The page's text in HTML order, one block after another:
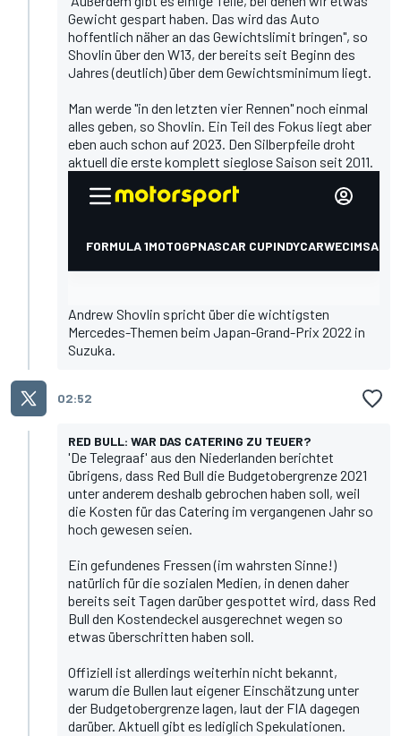
Gewicht gespart haben. Das wird das Auto
hoffentlich näher an das Gewichtslimit bringen", so
Shovlin über den W13, der bereits seit Beginn des
Jahres (deutlich) über dem Gewichtsminimum liegt.
Man werde "in den letzten vier Rennen" noch einmal
alles geben, so Shovlin. Ein Teil des Fokus liegt aber
eben auch schon auf 2023. Den Silberpfeile droht
aktuell die erste komplett sieglose Saison seit 2011.
Andrew Shovlin spricht über die wichtigsten
Mercedes-Themen beim Japan-Grand-Prix 2022 in
Suzuka.
02:52
RED BULL: WAR DAS CATERING ZU TEUER?
'De Telegraaf' aus den Niederlanden berichtet
übrigens, dass Red Bull die Budgetobergrenze 2021
unter anderem deshalb gebrochen haben soll, weil
die Kosten für das Catering im vergangenen Jahr so
hoch gewesen seien.
Ein gefundenes Fressen (im wahrsten Sinne!)
natürlich für die sozialen Medien, in denen daher
bereits seit Tagen darüber gespottet wird, dass Red
Bull den Kostendeckel ausgerechnet wegen so
etwas überschritten haben soll.
Offiziell ist allerdings weiterhin nicht bekannt,
warum die Bullen laut eigener Einschätzung unter
der Budgetobergrenze lagen, laut der FIA dagegen
darüber. Aktuell gibt es lediglich Spekulationen.